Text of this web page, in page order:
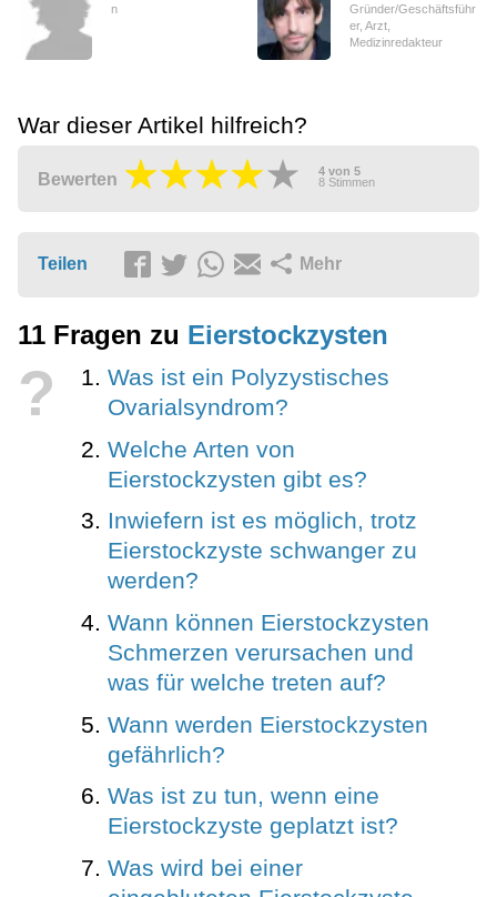
n
Gründer/Geschäftsführ
er, Arzt,
Medizinredakteur
War dieser Artikel hilfreich?
Bewerten 4 von 5
8 Stimmen
Teilen Mehr
11 Fragen zu Eierstockzysten
?
Was ist ein Polyzystisches
Ovarialsyndrom?
Welche Arten von
Eierstockzysten gibt es?
Inwiefern ist es möglich, trotz
Eierstockzyste schwanger zu
werden?
Wann können Eierstockzysten
Schmerzen verursachen und
was für welche treten auf?
Wann werden Eierstockzysten
gefährlich?
Was ist zu tun, wenn eine
Eierstockzyste geplatzt ist?
Was wird bei einer